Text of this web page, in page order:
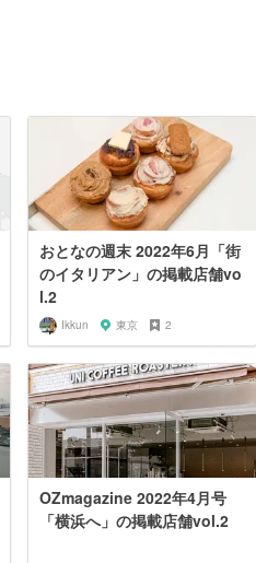
おとなの週末 2022年6月「街
のイタリアン」の掲載店舗vo
l.2
Ikkun 東京 2
OZmagazine 2022年4月号
「横浜へ」の掲載店舗vol.2